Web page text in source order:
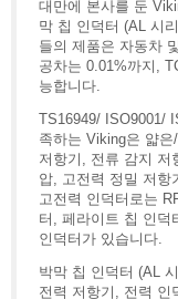
대만에 본사를 둔
막 칩 인덕터 (AL 시
들의 제품은 자동차
공차는 0.01%까지,
능합니다.
TS16949/ ISO9001/
족하는 Viking은 얇
저항기, 전류 감지 저
압, 고전력 정밀 저항
고전력 인덕터로는
터, 페라이트 칩 인덕
인덕터가 있습니다.
박막 칩 인덕터 (AL
전력 저항기, 전력 인